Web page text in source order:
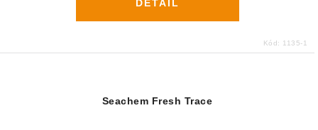
DETAIL
Kód: 1135-1
Seachem Fresh Trace